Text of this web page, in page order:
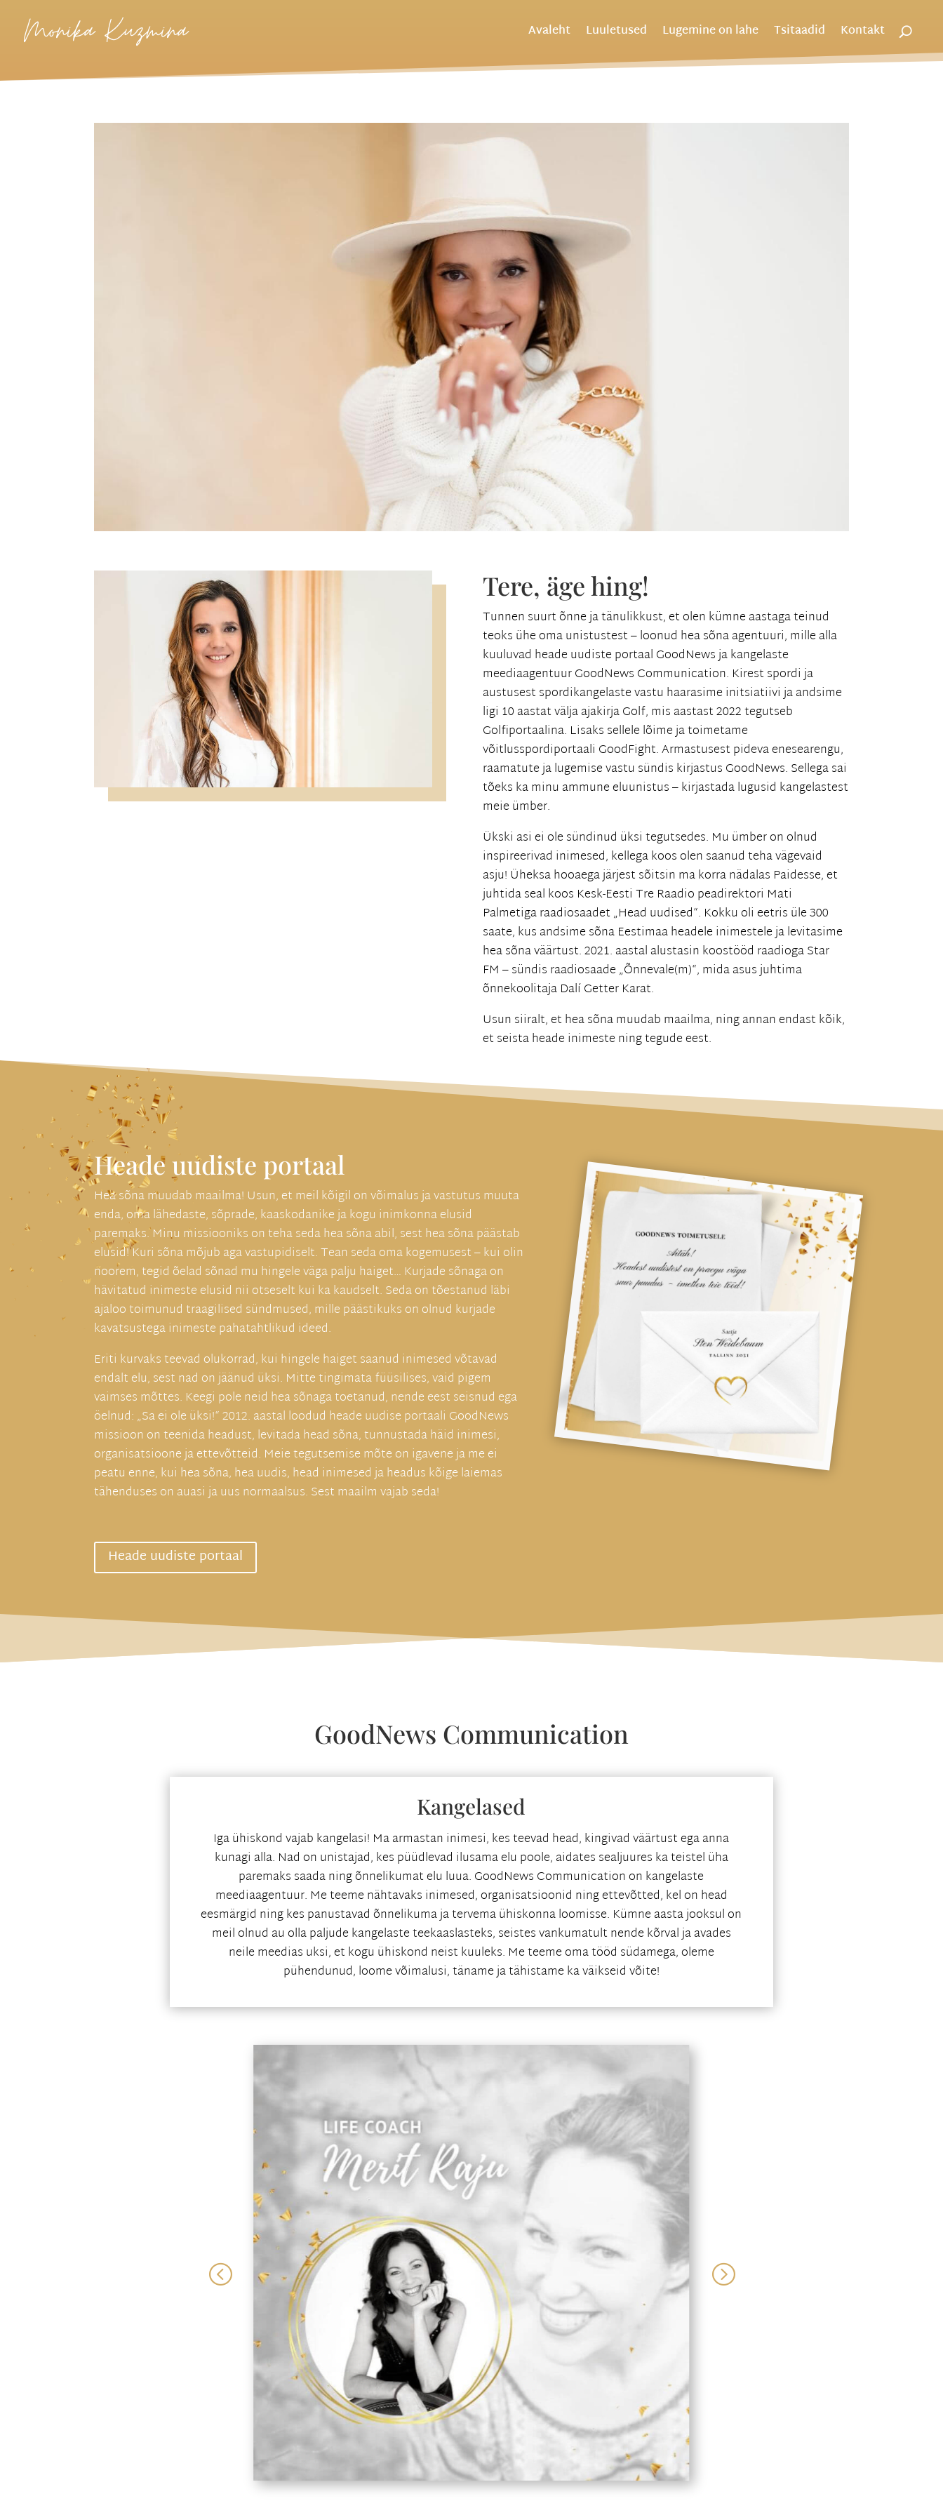
Monika Kuzmina Avaleht Luuletused Lugemine on lahe Tsitaadid Kontakt
Tere, äge hing!
Tunnen suurt õnne ja tänulikkust, et olen kümne aastaga teinud
teoks ühe oma unistustest – loonud hea sõna agentuuri, mille alla
kuuluvad heade uudiste portaal GoodNews ja kangelaste
meediaagentuur GoodNews Communication. Kirest spordi ja
austusest spordikangelaste vastu haarasime initsiatiivi ja andsime
ligi 10 aastat välja ajakirja Golf, mis aastast 2022 tegutseb
Golfiportaalina. Lisaks sellele lõime ja toimetame
võitlusspordiportaali GoodFight. Armastusest pideva enesearengu,
raamatute ja lugemise vastu sündis kirjastus GoodNews. Sellega sai
tõeks ka minu ammune eluunistus – kirjastada lugusid kangelastest
meie ümber.
Ükski asi ei ole sündinud üksi tegutsedes. Mu ümber on olnud
inspireerivad inimesed, kellega koos olen saanud teha vägevaid
asju! Üheksa hooaega järjest sõitsin ma korra nädalas Paidesse, et
juhtida seal koos Kesk-Eesti Tre Raadio peadirektori Mati
Palmetiga raadiosaadet „Head uudised“. Kokku oli eetris üle 300
saate, kus andsime sõna Eestimaa headele inimestele ja levitasime
hea sõna väärtust. 2021. aastal alustasin koostööd raadioga Star
FM – sündis raadiosaade „Õnnevale(m)“, mida asus juhtima
õnnekoolitaja Dalí Getter Karat.
Usun siiralt, et hea sõna muudab maailma, ning annan endast kõik,
et seista heade inimeste ning tegude eest.
Heade uudiste portaal
Hea sõna muudab maailma! Usun, et meil kõigil on võimalus ja vastutus muuta
enda, oma lähedaste, sõprade, kaaskodanike ja kogu inimkonna elusid
paremaks. Minu missiooniks on teha seda hea sõna abil, sest hea sõna päästab
elusid! Kuri sõna mõjub aga vastupidiselt. Tean seda oma kogemusest – kui olin
noorem, tegid õelad sõnad mu hingele väga palju haiget… Kurjade sõnaga on
hävitatud inimeste elusid nii otseselt kui ka kaudselt. Seda on tõestanud läbi
ajaloo toimunud traagilised sündmused, mille päästikuks on olnud kurjade
kavatsustega inimeste pahatahtlikud ideed.
Eriti kurvaks teevad olukorrad, kui hingele haiget saanud inimesed võtavad
endalt elu, sest nad on jäänud üksi. Mitte tingimata füüsilises, vaid pigem
vaimses mõttes. Keegi pole neid hea sõnaga toetanud, nende eest seisnud ega
öelnud: „Sa ei ole üksi!“ 2012. aastal loodud heade uudise portaali GoodNews
missioon on teenida headust, levitada head sõna, tunnustada häid inimesi,
organisatsioone ja ettevõtteid. Meie tegutsemise mõte on igavene ja me ei
peatu enne, kui hea sõna, hea uudis, head inimesed ja headus kõige laiemas
tähenduses on auasi ja uus normaalsus. Sest maailm vajab seda!
Heade uudiste portaal
GoodNews Communication
Kangelased
Iga ühiskond vajab kangelasi! Ma armastan inimesi, kes teevad head, kingivad väärtust ega anna
kunagi alla. Nad on unistajad, kes püüdlevad ilusama elu poole, aidates sealjuures ka teistel üha
paremaks saada ning õnnelikumat elu luua. GoodNews Communication on kangelaste
meediaagentuur. Me teeme nähtavaks inimesed, organisatsioonid ning ettevõtted, kel on head
eesmärgid ning kes panustavad õnnelikuma ja tervema ühiskonna loomisse. Kümne aasta jooksul on
meil olnud au olla paljude kangelaste teekaaslasteks, seistes vankumatult nende kõrval ja avades
neile meedias uksi, et kogu ühiskond neist kuuleks. Me teeme oma tööd südamega, oleme
pühendunud, loome võimalusi, täname ja tähistame ka väikseid võite!